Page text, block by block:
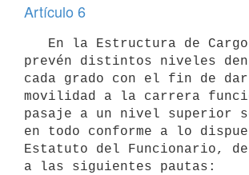
Artículo 6
prevén distintos niveles
cada grado con el fin de
movilidad a la carrera
pasaje a un nivel superior
en todo conforme a lo
Estatuto del Funcionario, de
a las siguientes pautas: